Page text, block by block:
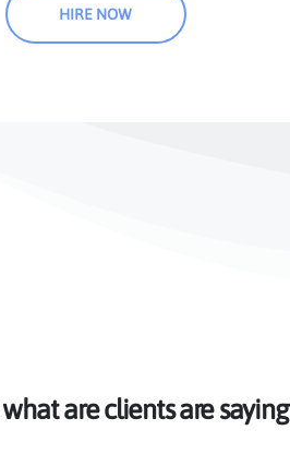
HIRE NOW
are clients are saying